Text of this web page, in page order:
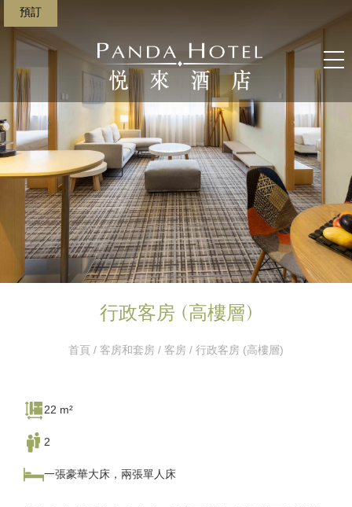
預訂
行政客房 (高樓層)
首頁 / 客房和套房 / 客房 / 行政客房 (高樓層)
22 m²
2
一張豪華大床，兩張單人床